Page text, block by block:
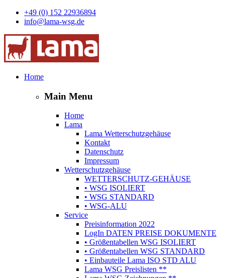
+49 (0) 152 22936894
info@lama-wsg.de
Home
Main Menu
Home
Lama
Lama Wetterschutzgehäuse
Kontakt
Datenschutz
Impressum
Wetterschutzgehäuse
WETTERSCHUTZ-GEHÄUSE
• WSG ISOLIERT
• WSG STANDARD
• WSG-ALU
Service
Preisinformation 2022
LogIn DATEN PREISE DOKUMENTE
• Größentabellen WSG ISOLIERT
• Größentabellen WSG STANDARD
• Einbauteile Lama ISO STD ALU
Lama WSG Preislisten **